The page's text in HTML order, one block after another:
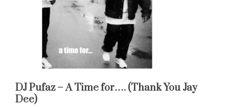
DJ Pufaz – A Time for…. (Thank You Jay
Dee)